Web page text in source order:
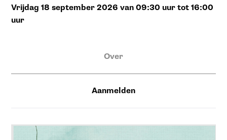
vrijdag 18 september 2026 van 09:30 uur tot 16:00
uur
Over
Aanmelden